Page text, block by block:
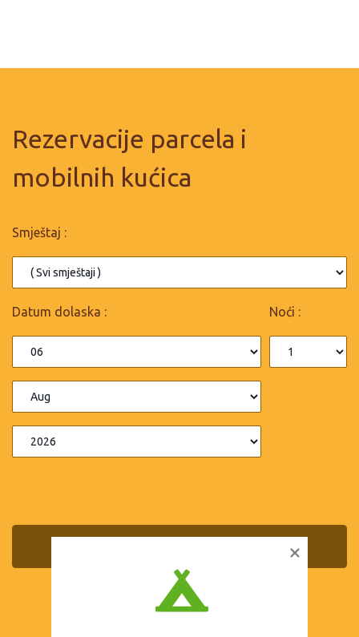
Rezervacije parcela i
mobilnih kućica
Smještaj :
Datum dolaska : Noći :